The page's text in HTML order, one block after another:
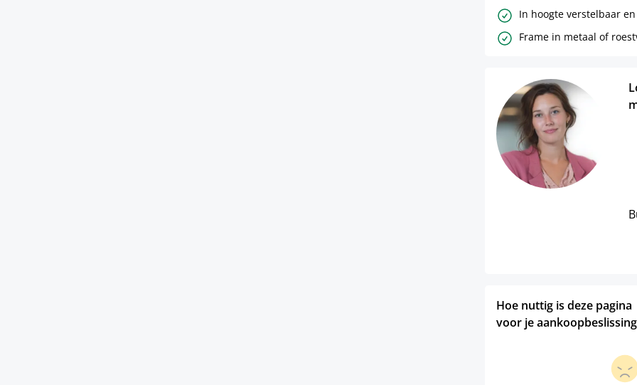
In hoogte verstelbaar
Frame in metaal of
Hoe nuttig is deze pagina
voor je